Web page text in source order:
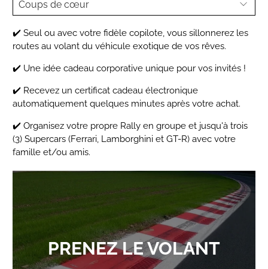
✔️ Seul ou avec votre fidèle copilote, vous sillonnerez les
routes au volant du véhicule exotique de vos rêves.
✔️ Une idée cadeau corporative unique pour vos invités !
✔️ Recevez un certificat cadeau électronique
automatiquement quelques minutes après votre achat.
✔️ Organisez votre propre Rally en groupe et jusqu'à trois
(3) Supercars (Ferrari, Lamborghini et GT-R) avec votre
famille et/ou amis.
PRENEZ LE VOLANT